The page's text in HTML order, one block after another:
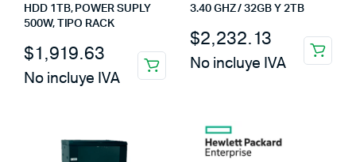
HDD 1TB, POWER SUPLY
500W, TIPO RACK
$1,919.63
No incluye IVA
3.40 GHZ / 32GB Y 2TB
$2,232.13
No incluye IVA